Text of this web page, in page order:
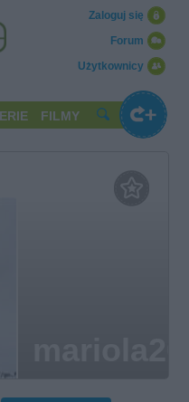
Użytkownicy
Forum
Zaloguj się
FILMY